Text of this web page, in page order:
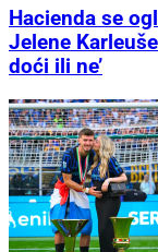
Hacienda se
Jelene
doći ili ne’